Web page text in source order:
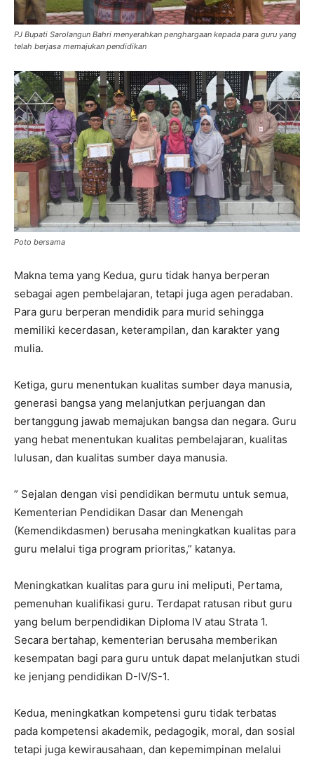
PJ Bupati Sarolangun Bahri menyerahkan penghargaan kepada para guru yang
telah berjasa memajukan pendidikan
Poto bersama
Makna tema yang Kedua, guru tidak hanya berperan
sebagai agen pembelajaran, tetapi juga agen peradaban.
Para guru berperan mendidik para murid sehingga
memiliki kecerdasan, keterampilan, dan karakter yang
mulia.
Ketiga, guru menentukan kualitas sumber daya manusia,
generasi bangsa yang melanjutkan perjuangan dan
bertanggung jawab memajukan bangsa dan negara. Guru
yang hebat menentukan kualitas pembelajaran, kualitas
lulusan, dan kualitas sumber daya manusia.
” Sejalan dengan visi pendidikan bermutu untuk semua,
Kementerian Pendidikan Dasar dan Menengah
(Kemendikdasmen) berusaha meningkatkan kualitas para
guru melalui tiga program prioritas,” katanya.
Meningkatkan kualitas para guru ini meliputi, Pertama,
pemenuhan kualifikasi guru. Terdapat ratusan ribut guru
yang belum berpendidikan Diploma IV atau Strata 1.
Secara bertahap, kementerian berusaha memberikan
kesempatan bagi para guru untuk dapat melanjutkan studi
ke jenjang pendidikan D-IV/S-1.
Kedua, meningkatkan kompetensi guru tidak terbatas
pada kompetensi akademik, pedagogik, moral, dan sosial
tetapi juga kewirausahaan, dan kepemimpinan melalui